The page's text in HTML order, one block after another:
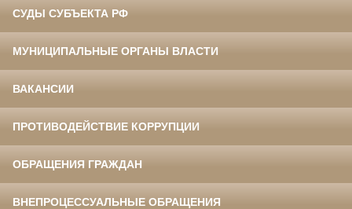
СУДЫ СУБЪЕКТА РФ
МУНИЦИПАЛЬНЫЕ ОРГАНЫ ВЛАСТИ
ВАКАНСИИ
ПРОТИВОДЕЙСТВИЕ КОРРУПЦИИ
ОБРАЩЕНИЯ ГРАЖДАН
ВНЕПРОЦЕССУАЛЬНЫЕ ОБРАЩЕНИЯ